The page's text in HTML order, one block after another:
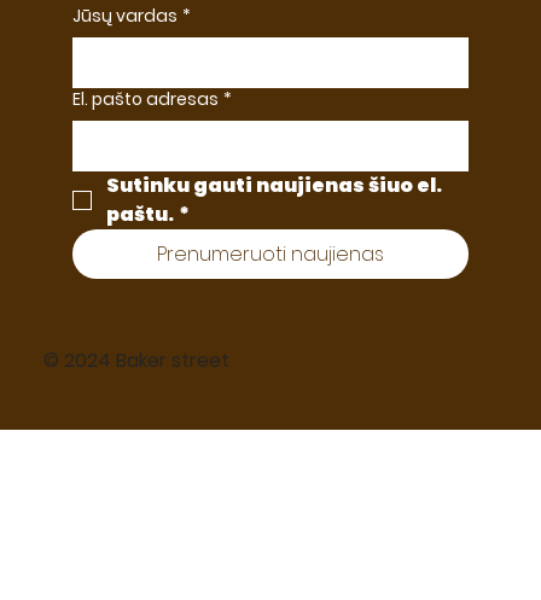
Jūsų vardas *
El. pašto adresas *
Sutinku gauti naujienas šiuo el.
paštu. *
Prenumeruoti naujienas
© 2024 Baker street